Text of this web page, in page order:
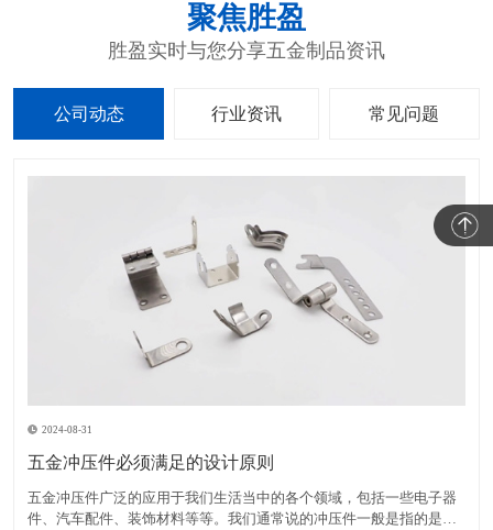
聚焦胜盈
胜盈实时与您分享五金制品资讯
公司动态 行业资讯 常见问题
2024-08-31
五金冲压件必须满足的设计原则
五金冲压件广泛的应用于我们生活当中的各个领域，包括一些电子器
件、汽车配件、装饰材料等等。我们通常说的冲压件一般是指的是冷